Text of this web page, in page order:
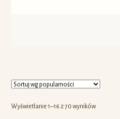
Wyświetlanie 1–16 z 70 wyników